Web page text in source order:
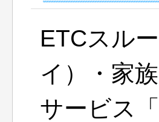
ETCスル
イ）・家
サービス